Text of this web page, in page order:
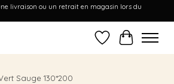
livraison ou un retrait en magasin lors du
Liste dePanier
Sauge 130*200